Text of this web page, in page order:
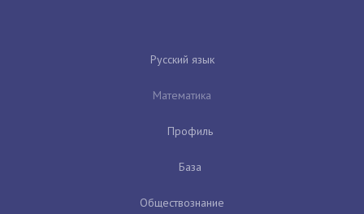
Русский язык
Математика
Профиль
База
Обществознание